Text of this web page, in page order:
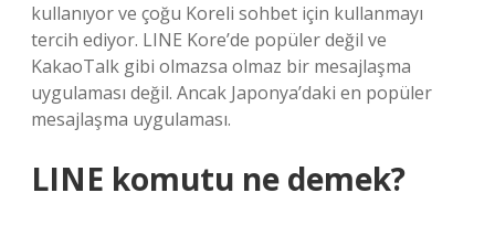
kullanıyor ve çoğu Koreli sohbet için kullanmayı
tercih ediyor. LINE Kore’de popüler değil ve
KakaoTalk gibi olmazsa olmaz bir mesajlaşma
uygulaması değil. Ancak Japonya’daki en popüler
mesajlaşma uygulaması.
LINE komutu ne demek?